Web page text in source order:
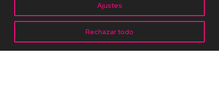
Ajustes
Rechazar todo